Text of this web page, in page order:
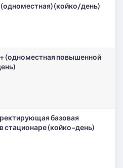
(койко/день)
(одноместная повышенной
базовая
стационаре (койко-день)